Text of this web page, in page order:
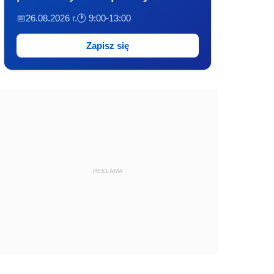
📅26.08.2026 r.🕐 9:00-13:00
Zapisz się
REKLAMA